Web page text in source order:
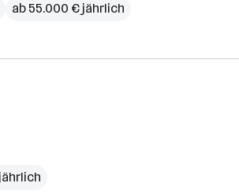
ab 55.000 € jährlich